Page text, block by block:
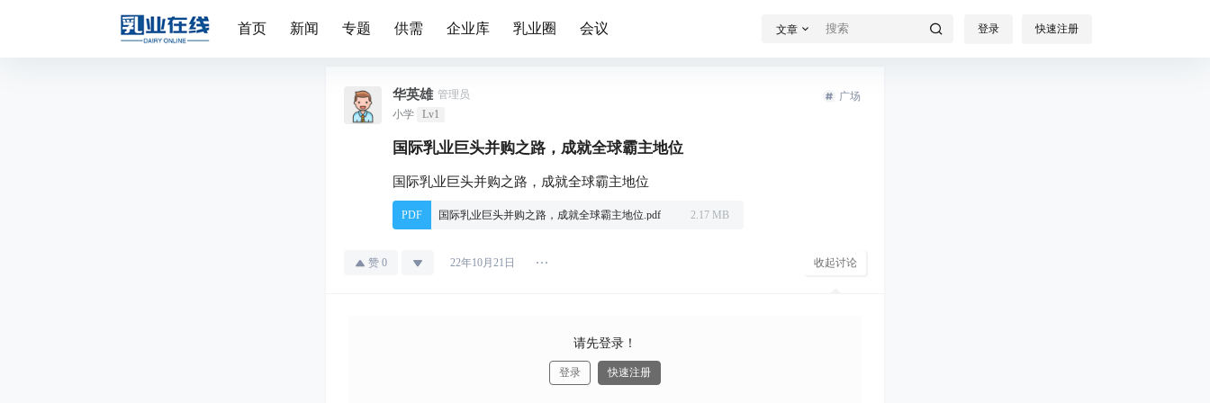
首页 新闻 专题 供需 企业库 乳业圈 会议 文章 登录 快速注册
华英雄 管理员
小学
Lv1
广场
国际乳业巨头并购之路，成就全球霸主地位
国际乳业巨头并购之路，成就全球霸主地位
PDF 国际乳业巨头并购之路，成就全球霸主地位.pdf 2.17 MB
赞 0 22年10月21日 收起讨论
请先登录！
登录 快速注册